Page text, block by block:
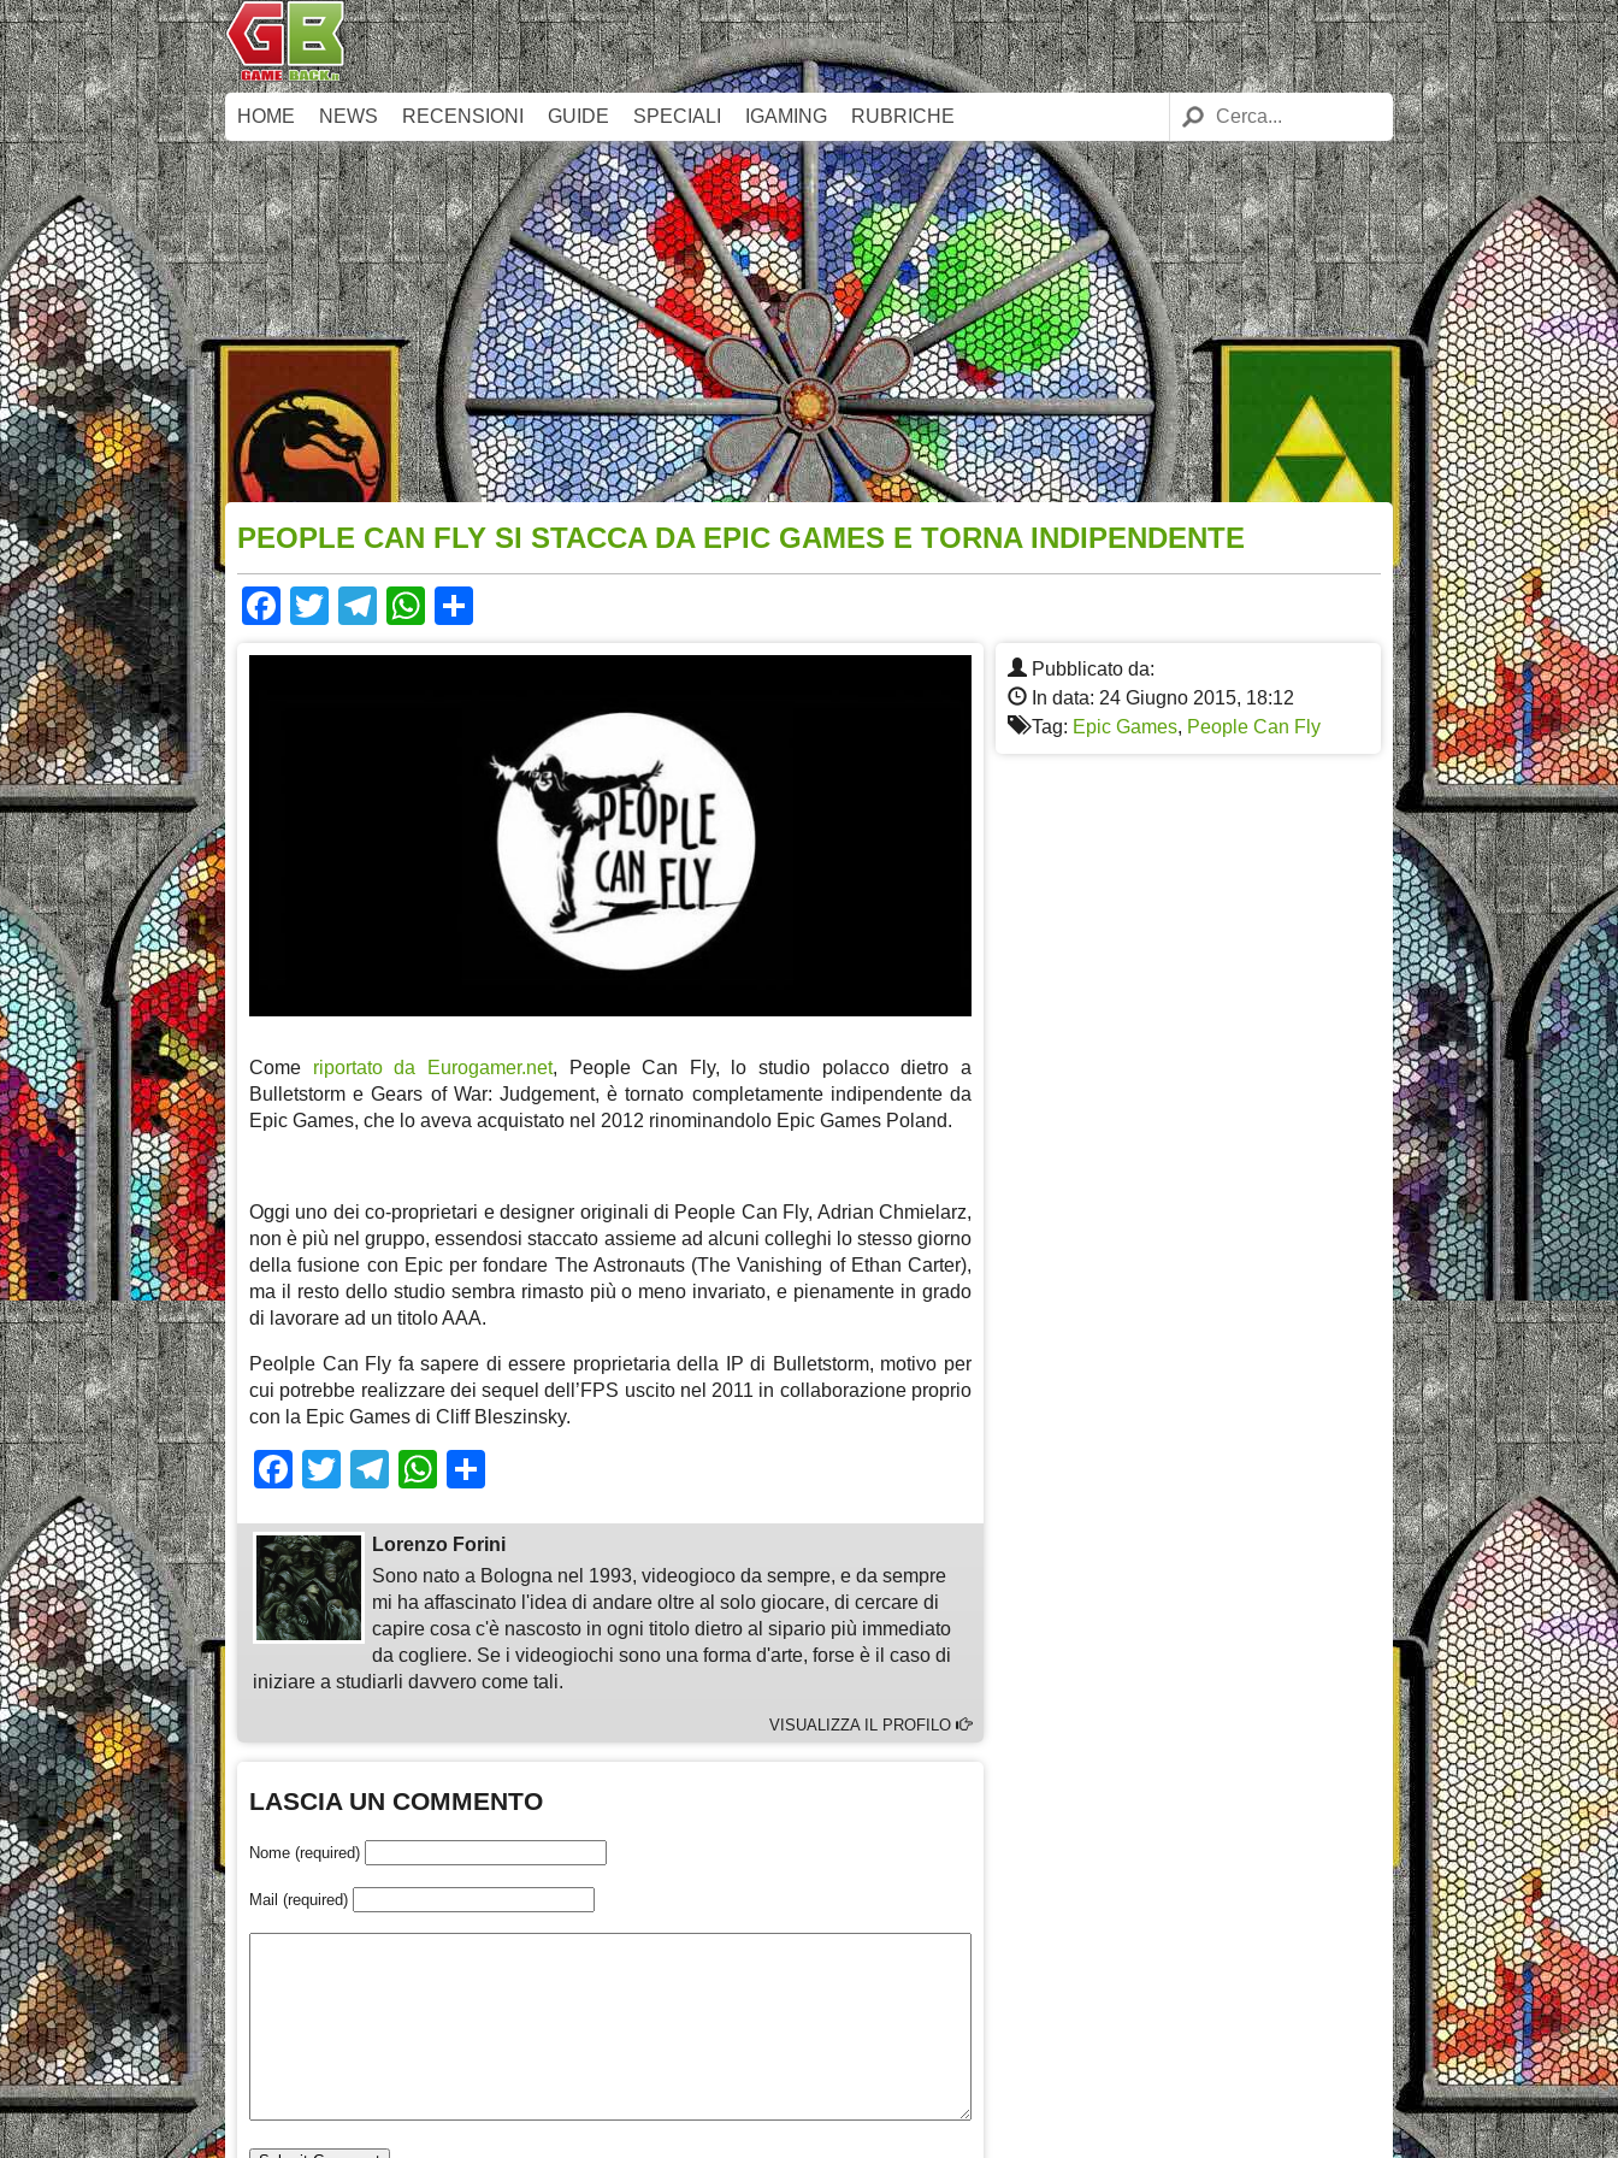
HOME NEWS RECENSIONI GUIDE SPECIALI IGAMING RUBRICHE
PEOPLE CAN FLY SI STACCA DA EPIC GAMES E TORNA INDIPENDENTE
Facebook
TwitterTelegram
WhatsApp
Pubblicato da:
In data: 24 Giugno 2015, 18:12
Tag: Epic Games, People Can Fly
Come riportato da Eurogamer.net, People Can Fly, lo studio polacco dietro a
Bulletstorm e Gears of War: Judgement, è tornato completamente indipendente da
Epic Games, che lo aveva acquistato nel 2012 rinominandolo Epic Games Poland.
Oggi uno dei co-proprietari e designer originali di People Can Fly, Adrian Chmielarz,
non è più nel gruppo, essendosi staccato assieme ad alcuni colleghi lo stesso giorno
della fusione con Epic per fondare The Astronauts (The Vanishing of Ethan Carter),
ma il resto dello studio sembra rimasto più o meno invariato, e pienamente in grado
di lavorare ad un titolo AAA.
Peolple Can Fly fa sapere di essere proprietaria della IP di Bulletstorm, motivo per
cui potrebbe realizzare dei sequel dell’FPS uscito nel 2011 in collaborazione proprio
con la Epic Games di Cliff Bleszinsky.
Facebook
TwitterTelegram
WhatsApp
Lorenzo Forini
Sono nato a Bologna nel 1993, videogioco da sempre, e da sempre
mi ha affascinato l'idea di andare oltre al solo giocare, di cercare di
capire cosa c'è nascosto in ogni titolo dietro al sipario più immediato
da cogliere. Se i videogiochi sono una forma d'arte, forse è il caso di
iniziare a studiarli davvero come tali.
VISUALIZZA IL PROFILO
LASCIA UN COMMENTO
Nome (required)
Mail (required)